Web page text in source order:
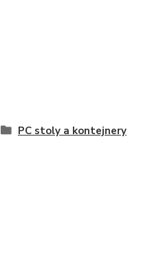
PC stoly a kontejnery